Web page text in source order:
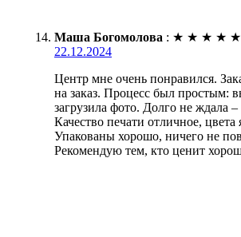
Маша Богомолова : ★ ★ ★ ★ ★
22.12.2024
Центр мне очень понравился.
на заказ. Процесс был простым:
загрузила фото. Долго не ждала
Качество печати отличное, цвета
Упакованы хорошо, ничего не
Рекомендую тем, кто ценит